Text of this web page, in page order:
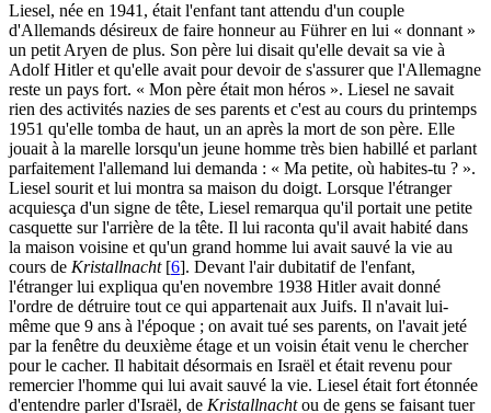
Liesel, née en 1941, était l'enfant tant attendu d'un couple
d'Allemands désireux de faire honneur au Führer en lui « donnant »
un petit Aryen de plus. Son père lui disait qu'elle devait sa vie à
Adolf Hitler et qu'elle avait pour devoir de s'assurer que l'Allemagne
reste un pays fort. « Mon père était mon héros ». Liesel ne savait
rien des activités nazies de ses parents et c'est au cours du printemps
1951 qu'elle tomba de haut, un an après la mort de son père. Elle
jouait à la marelle lorsqu'un jeune homme très bien habillé et parlant
parfaitement l'allemand lui demanda : « Ma petite, où habites-tu ? ».
Liesel sourit et lui montra sa maison du doigt. Lorsque l'étranger
acquiesça d'un signe de tête, Liesel remarqua qu'il portait une petite
casquette sur l'arrière de la tête. Il lui raconta qu'il avait habité dans
la maison voisine et qu'un grand homme lui avait sauvé la vie au
cours de Kristallnacht[6]. Devant l'air dubitatif de l'enfant,
l'étranger lui expliqua qu'en novembre 1938 Hitler avait donné
l'ordre de détruire tout ce qui appartenait aux Juifs. Il n'avait lui-
même que 9 ans à l'époque ; on avait tué ses parents, on l'avait jeté
par la fenêtre du deuxième étage et un voisin était venu le chercher
pour le cacher. Il habitait désormais en Israël et était revenu pour
remercier l'homme qui lui avait sauvé la vie. Liesel était fort étonnée
d'entendre parler d'Israël, de Kristallnachtou de gens se faisant tuer